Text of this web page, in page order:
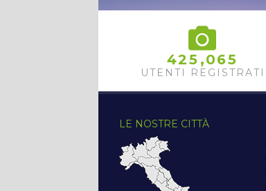
425 ,065
UTENTI REGISTRATI
LE NOSTRE CITTÀ